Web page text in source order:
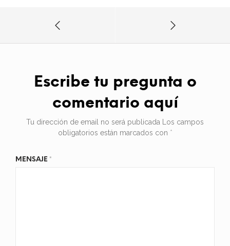
Escribe tu pregunta o
comentario aquí
Tu dirección de email no será publicada
Los campos
obligatorios están marcados con *
MENSAJE *